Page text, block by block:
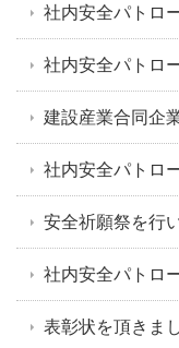
社内安全パトロ
社内安全パトロ
建設産業合同企
社内安全パトロ
安全祈願祭を行
社内安全パトロ
表彰状を頂きま